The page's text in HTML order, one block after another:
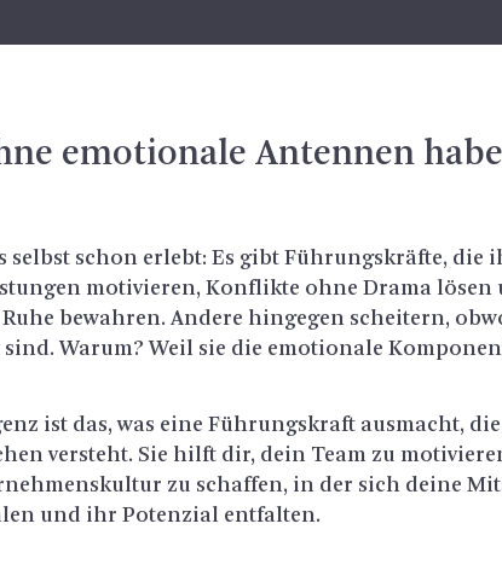
emo­tio­na­le An­ten­nen
selbst schon er­lebt: Es gibt Füh­rungs­kräf­te, die
mo­ti­vie­ren, Kon­flik­te ohne Drama lösen
be­wah­ren. An­de­re hin­ge­gen schei­tern,
Warum? Weil sie die emo­tio­na­le
ist das, was eine Füh­rungs­kraft aus­macht,
ver­steht. Sie hilft dir, dein Team zu
zu schaf­fen, in der sich deine
und ihr Po­ten­zi­al ent­fal­ten.